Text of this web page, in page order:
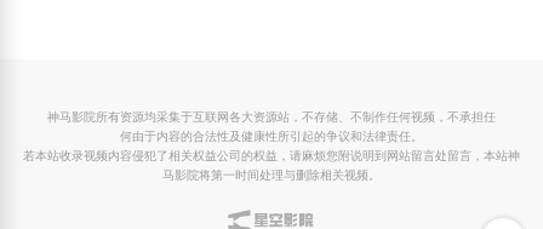
神马影院所有资源均采集于互联网各大资源站，不存储、不制作任何视频，不承担任
何由于内容的合法性及健康性所引起的争议和法律责任。
若本站收录视频内容侵犯了相关权益公司的权益，请麻烦您附说明到网站留言处留言，本站神
马影院将第一时间处理与删除相关视频。